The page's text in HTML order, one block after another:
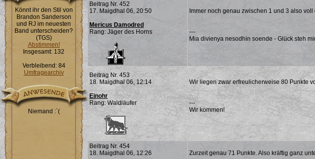
Könnt ihr den Stil von
Brandon Sanderson
und RJ im neuesten
Band unterscheiden?
(TGS)
Abstimmen!
Insgesamt: 132
Verbleibend: 84
Umfragearchiv
Niemand :`(
Beitrag Nr. 452
17. Maigdhal 06, 20:50
Mericus Damodred
Rang: Jäger des Horns
Immer noch genau zwischen 1 und 3 also voll
---
Mia divienya nesodhin soende - Glück steh
Beitrag Nr. 453
18. Maigdhal 06, 12:14
Einohr
Rang: Waldläufer
Wir liegen zwar erfreulicherweise 80 Punkte
---
Wir kommen!
Beitrag Nr. 454
18. Maigdhal 06, 12:26
Zurzeit genau 71 Punkte. Also kräftig ganz